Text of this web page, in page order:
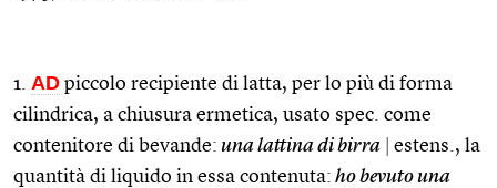
1. AD piccolo recipiente di latta, per lo più di forma
cilindrica, a chiusura ermetica, usato spec. come
contenitore di bevande: una lattina di birra
estens., la
quantità di liquido in essa contenuta: ho bevuto una